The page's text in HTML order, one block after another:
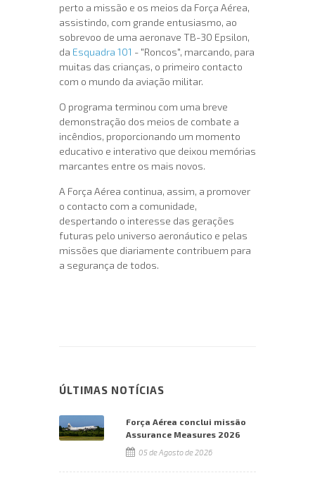
perto a missão e os meios da Força Aérea,
assistindo, com grande entusiasmo, ao
sobrevoo de uma aeronave TB-30 Epsilon,
da Esquadra 101 - "Roncos", marcando, para
muitas das crianças, o primeiro contacto
com o mundo da aviação militar.
O programa terminou com uma breve
demonstração dos meios de combate a
incêndios, proporcionando um momento
educativo e interativo que deixou memórias
marcantes entre os mais novos.
A Força Aérea continua, assim, a promover
o contacto com a comunidade,
despertando o interesse das gerações
futuras pelo universo aeronáutico e pelas
missões que diariamente contribuem para
a segurança de todos.
ÚLTIMAS NOTÍCIAS
Força Aérea conclui missão
Assurance Measures 2026
05 de Agosto de 2026